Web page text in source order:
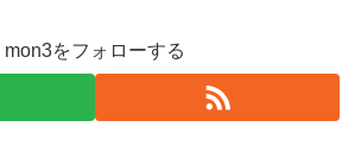
mon3をフォローする